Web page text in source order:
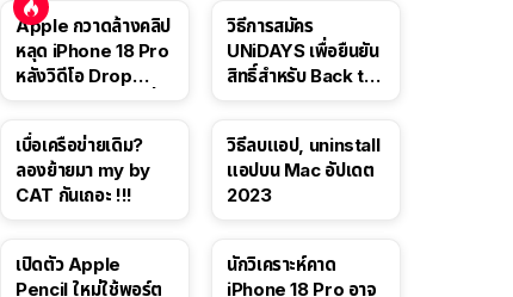
Apple กวาดล้างคลิป
หลุด iPhone 18 Pro
หลังวิดีโอ Drop
วิธีการสมัคร
UNiDAYS เพื่อยืนยัน
สิทธิ์สำหรับ Back to
เบื่อเครือข่ายเดิม?
ลองย้ายมา my by
CAT กันเถอะ !!!
วิธีลบแอป, uninstall
แอปบน Mac อัปเดต
2023
เปิดตัว Apple
Pencil ใหม่ใช้พอร์ต
นักวิเคราะห์คาด
iPhone 18 Pro อาจ